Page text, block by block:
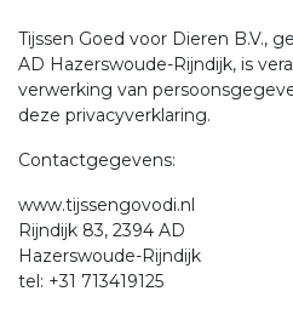
Tijssen Goed voor Dieren B.V.,
AD Hazerswoude-Rijndijk, is
verwerking van
deze privacyverklaring.
Contactgegevens:
www.tijssengovodi.nl
Rijndijk 83, 2394 AD
Hazerswoude-Rijndijk
tel: +31 713419125